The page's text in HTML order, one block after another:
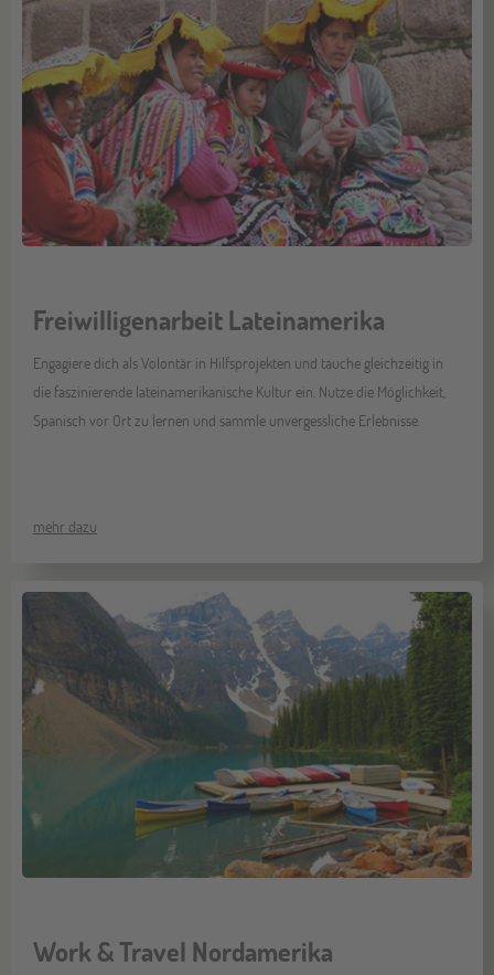
Freiwilligenarbeit Lateinamerika
Engagiere dich als Volontär in Hilfsprojekten und tauche gleichzeitig in
die faszinierende lateinamerikanische Kultur ein. Nutze die Möglichkeit,
Spanisch vor Ort zu lernen und sammle unvergessliche Erlebnisse.
mehr dazu
Work & Travel Nordamerika